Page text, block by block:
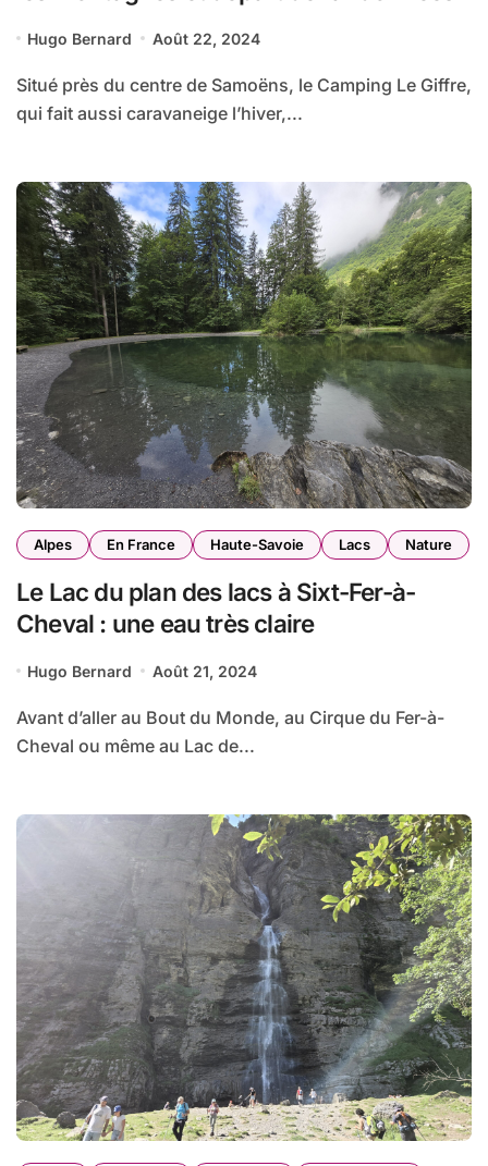
Hugo Bernard Août 22, 2024
Situé près du centre de Samoëns, le Camping Le Giffre,
qui fait aussi caravaneige l’hiver,...
Alpes En France Haute-Savoie Lacs Nature
Le Lac du plan des lacs à Sixt-Fer-à-
Cheval : une eau très claire
Hugo Bernard Août 21, 2024
Avant d’aller au Bout du Monde, au Cirque du Fer-à-
Cheval ou même au Lac de...